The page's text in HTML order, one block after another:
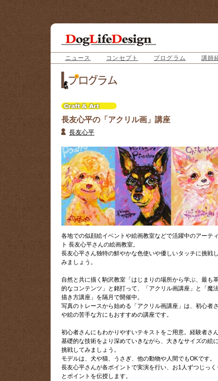
ニュース コンセプト プログラム 講師
長友心平の「アクリル画」講座
長友心平
各地での似顔絵イベントや絵画教室などで活躍中のアーテ
ト 長友心平さんの絵画教室。
長友心平さん独特の鮮やかな色使いや優しいタッチに挑戦
みましょう。
自然と共に描く駒沢教室「はじまりの場所から学ぶ、最も
的なコンテンツ」と銘打って、「アクリル画講座」と「魔
描き方講座」を隔月で開催中。
写真のトレースから始める「アクリル画講座」は、初心者
や絵の苦手な方にもおすすめの講座です。
初心者さんにもわかりやすいテキストをご用意。経験者さ
基礎的な技術をより深めていきながら、大きなサイズの絵
挑戦してみましょう。
モデルは、犬や猫、うさぎ、他の動物や人間でもOKです。
長友心平さんが各ポイントで実演を行い、お1人ずつじっく
とポイントを伝授します。